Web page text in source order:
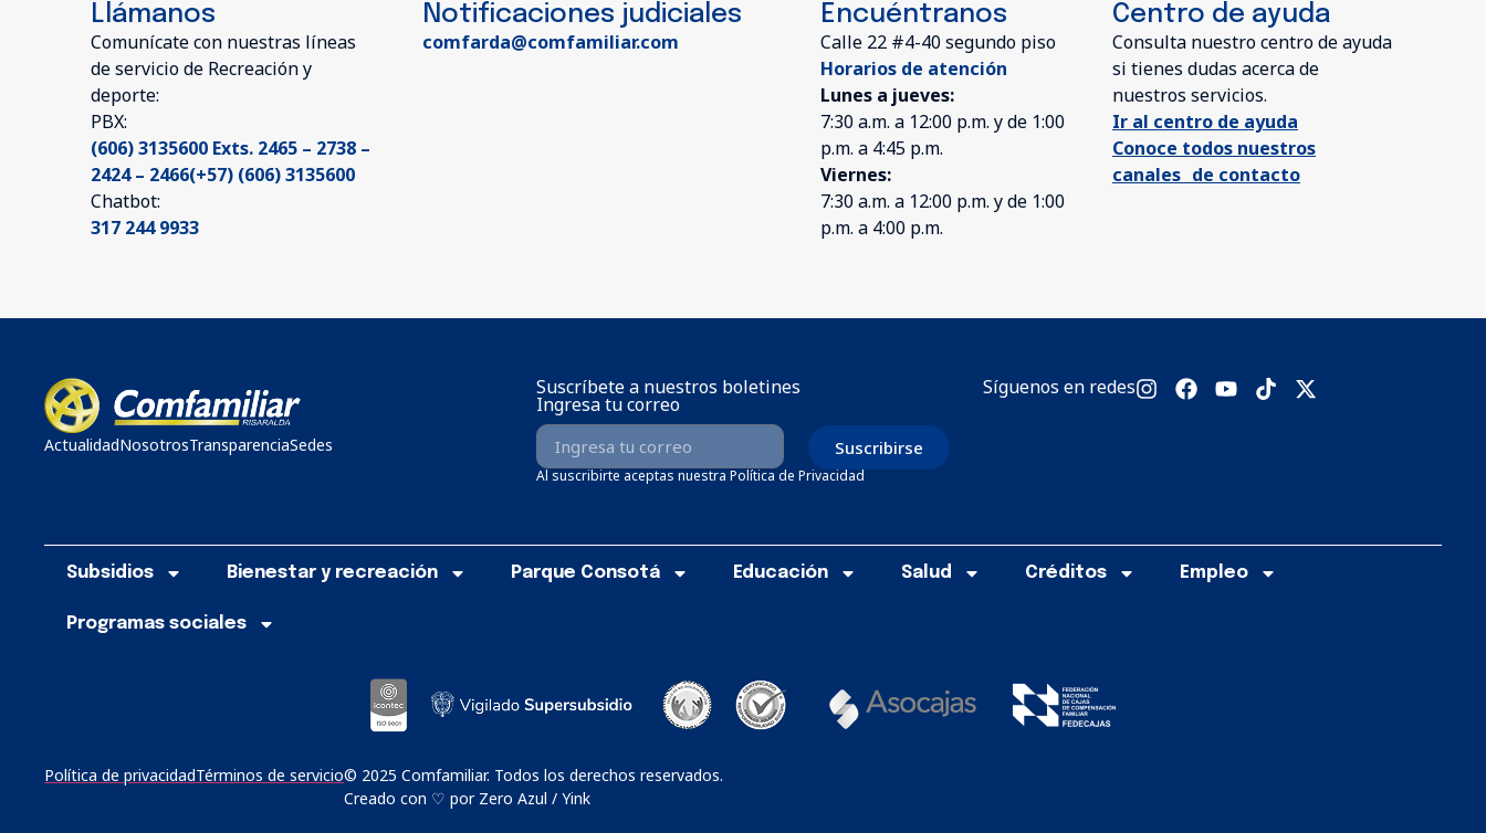
Llámanos
Comunícate con nuestras líneas
de servicio de Recreación y
deporte:
PBX:
(606) 3135600 Exts. 2465 – 2738 –
2424 – 2466(+57) (606) 3135600
Chatbot:
317 244 9933
Notificaciones judiciales
comfarda@comfamiliar.com
Encuéntranos
Calle 22 #4-40 segundo piso
Horarios de atención
Lunes a jueves:
7:30 a.m. a 12:00 p.m. y de 1:00
p.m. a 4:45 p.m.
Viernes:
7:30 a.m. a 12:00 p.m. y de 1:00
p.m. a 4:00 p.m.
Centro de ayuda
Consulta nuestro centro de ayuda
si tienes dudas acerca de
nuestros servicios.
Ir al centro de ayuda
Conoce todos nuestros
canales de contacto
ActualidadNosotrosTransparenciaSedes
Suscríbete a nuestros boletines
Ingresa tu correo
Suscribirse
Al suscribirte aceptas nuestra Política de Privacidad
Síguenos en redes
Subsidios Bienestar y recreación Parque Consotá Educación Salud Créditos Empleo
Programas sociales
Política de privacidadTérminos de servicio© 2025 Comfamiliar. Todos los derechos reservados.
Creado con ♡ por Zero Azul / Yink